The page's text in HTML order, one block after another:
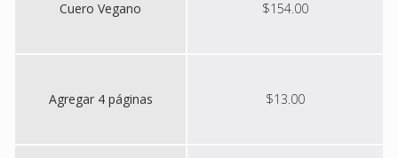
Cuero Vegano $154.00
Agregar 4 páginas $13.00